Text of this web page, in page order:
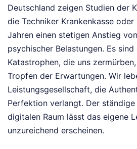
Deutschland zeigen Studien der
die Techniker Krankenkasse oder
Jahren einen stetigen Anstieg
psychischer Belastungen. Es
Katastrophen, die uns
Tropfen der Erwartungen. Wir
Leistungsgesellschaft, die
Perfektion verlangt. Der ständige
digitalen Raum lässt das eigene
unzureichend erscheinen.